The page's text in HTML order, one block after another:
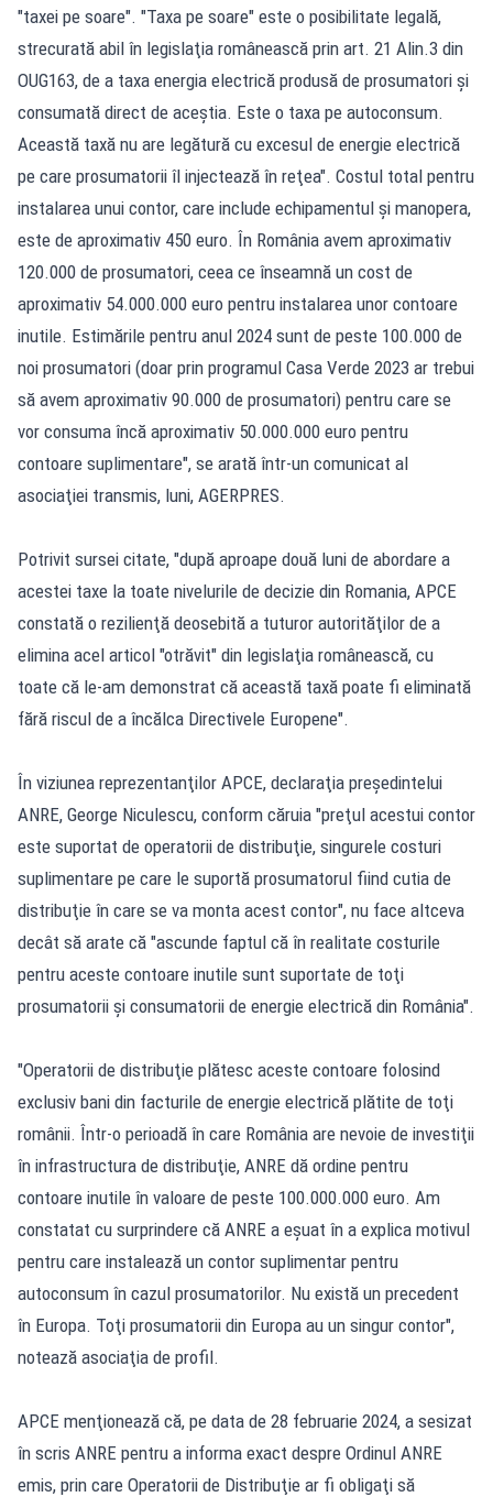
"taxei pe soare". "Taxa pe soare" este o posibilitate legală,
strecurată abil în legislaţia românească prin art. 21 Alin.3 din
OUG163, de a taxa energia electrică produsă de prosumatori şi
consumată direct de aceştia. Este o taxa pe autoconsum.
Această taxă nu are legătură cu excesul de energie electrică
pe care prosumatorii îl injectează în reţea". Costul total pentru
instalarea unui contor, care include echipamentul şi manopera,
este de aproximativ 450 euro. În România avem aproximativ
120.000 de prosumatori, ceea ce înseamnă un cost de
aproximativ 54.000.000 euro pentru instalarea unor contoare
inutile. Estimările pentru anul 2024 sunt de peste 100.000 de
noi prosumatori (doar prin programul Casa Verde 2023 ar trebui
să avem aproximativ 90.000 de prosumatori) pentru care se
vor consuma încă aproximativ 50.000.000 euro pentru
contoare suplimentare", se arată într-un comunicat al
asociaţiei transmis, luni, AGERPRES.
Potrivit sursei citate, "după aproape două luni de abordare a
acestei taxe la toate nivelurile de decizie din Romania, APCE
constată o rezilienţă deosebită a tuturor autorităţilor de a
elimina acel articol "otrăvit" din legislaţia românească, cu
toate că le-am demonstrat că această taxă poate fi eliminată
fără riscul de a încălca Directivele Europene".
În viziunea reprezentanţilor APCE, declaraţia preşedintelui
ANRE, George Niculescu, conform căruia "preţul acestui contor
este suportat de operatorii de distribuţie, singurele costuri
suplimentare pe care le suportă prosumatorul fiind cutia de
distribuţie în care se va monta acest contor", nu face altceva
decât să arate că "ascunde faptul că în realitate costurile
pentru aceste contoare inutile sunt suportate de toţi
prosumatorii şi consumatorii de energie electrică din România".
"Operatorii de distribuţie plătesc aceste contoare folosind
exclusiv bani din facturile de energie electrică plătite de toţi
românii. Într-o perioadă în care România are nevoie de investiţii
în infrastructura de distribuţie, ANRE dă ordine pentru
contoare inutile în valoare de peste 100.000.000 euro. Am
constatat cu surprindere că ANRE a eşuat în a explica motivul
pentru care instalează un contor suplimentar pentru
autoconsum în cazul prosumatorilor. Nu există un precedent
în Europa. Toţi prosumatorii din Europa au un singur contor",
notează asociaţia de profil.
APCE menţionează că, pe data de 28 februarie 2024, a sesizat
în scris ANRE pentru a informa exact despre Ordinul ANRE
emis, prin care Operatorii de Distribuţie ar fi obligaţi să